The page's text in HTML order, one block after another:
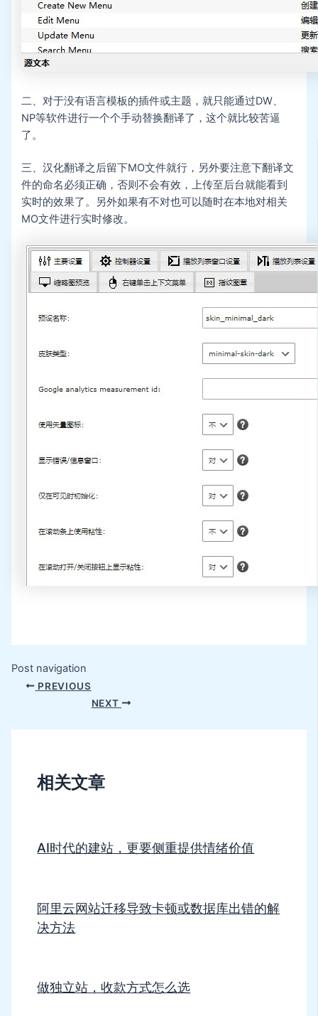
二、对于没有语言模板的插件或主题，就只能通过DW、
NP等软件进行一个个手动替换翻译了，这个就比较苦逼
了。
三、汉化翻译之后留下MO文件就行，另外要注意下翻译文
件的命名必须正确，否则不会有效，上传至后台就能看到
实时的效果了。另外如果有不对也可以随时在本地对相关
MO文件进行实时修改。
Post navigation
PREVIOUS
NEXT
相关文章
AI时代的建站，更要侧重提供情绪价值
阿里云网站迁移导致卡顿或数据库出错的解
决方法
做独立站，收款方式怎么选